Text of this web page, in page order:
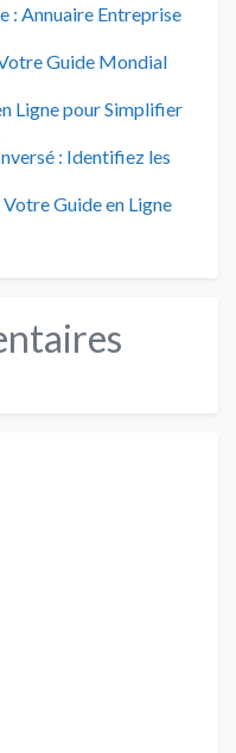
: Annuaire Entreprise
Guide Mondial
Ligne pour Simplifier
: Identifiez les
Guide en Ligne